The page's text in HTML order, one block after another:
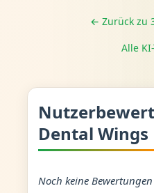
← Zurück zu
Alle
Dental Wings
Noch keine